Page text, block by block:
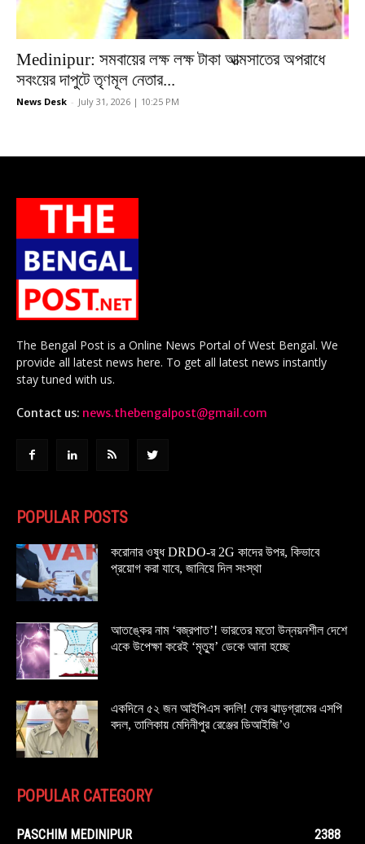
Medinipur: সমবায়ের লক্ষ লক্ষ টাকা আত্মসাতের অপরাধে
সবংয়ের দাপুটে তৃণমূল নেতার...
News Desk - July 31, 2026 | 10:25 PM
The Bengal Post is a Online News Portal of West Bengal. We
provide all latest news here. To get all latest news instantly
stay tuned with us.
Contact us: news.thebengalpost@gmail.com
POPULAR POSTS
করোনার ওষুধ DRDO-র 2G কাদের উপর, কিভাবে
প্রয়োগ করা যাবে, জানিয়ে দিল সংস্থা
আতঙ্কের নাম ‘বজ্রপাত’! ভারতের মতো উন্নয়নশীল দেশে
একে উপেক্ষা করেই ‘মৃত্যু’ ডেকে আনা হচ্ছে
একদিনে ৫২ জন আইপিএস বদলি! ফের ঝাড়গ্রামের এসপি
বদল, তালিকায় মেদিনীপুর রেঞ্জের ডিআইজি’ও
POPULAR CATEGORY
PASCHIM MEDINIPUR 2388